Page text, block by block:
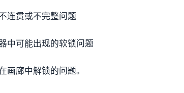
连贯或不完整问题
中可能出现的软锁问题
画廊中解锁的问题。